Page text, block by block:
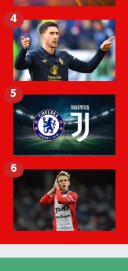
4
5
6